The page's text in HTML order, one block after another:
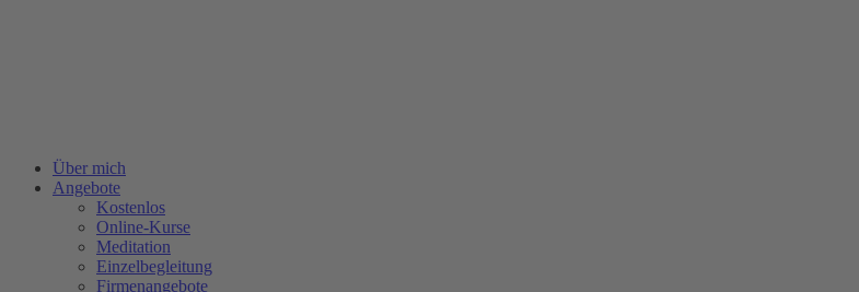
Über mich
Angebote
Kostenlos
Online-Kurse
Meditation
Einzelbegleitung
Firmenangebote